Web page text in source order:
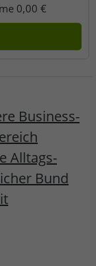
0,00 €
Business-
Alltags-
Bund